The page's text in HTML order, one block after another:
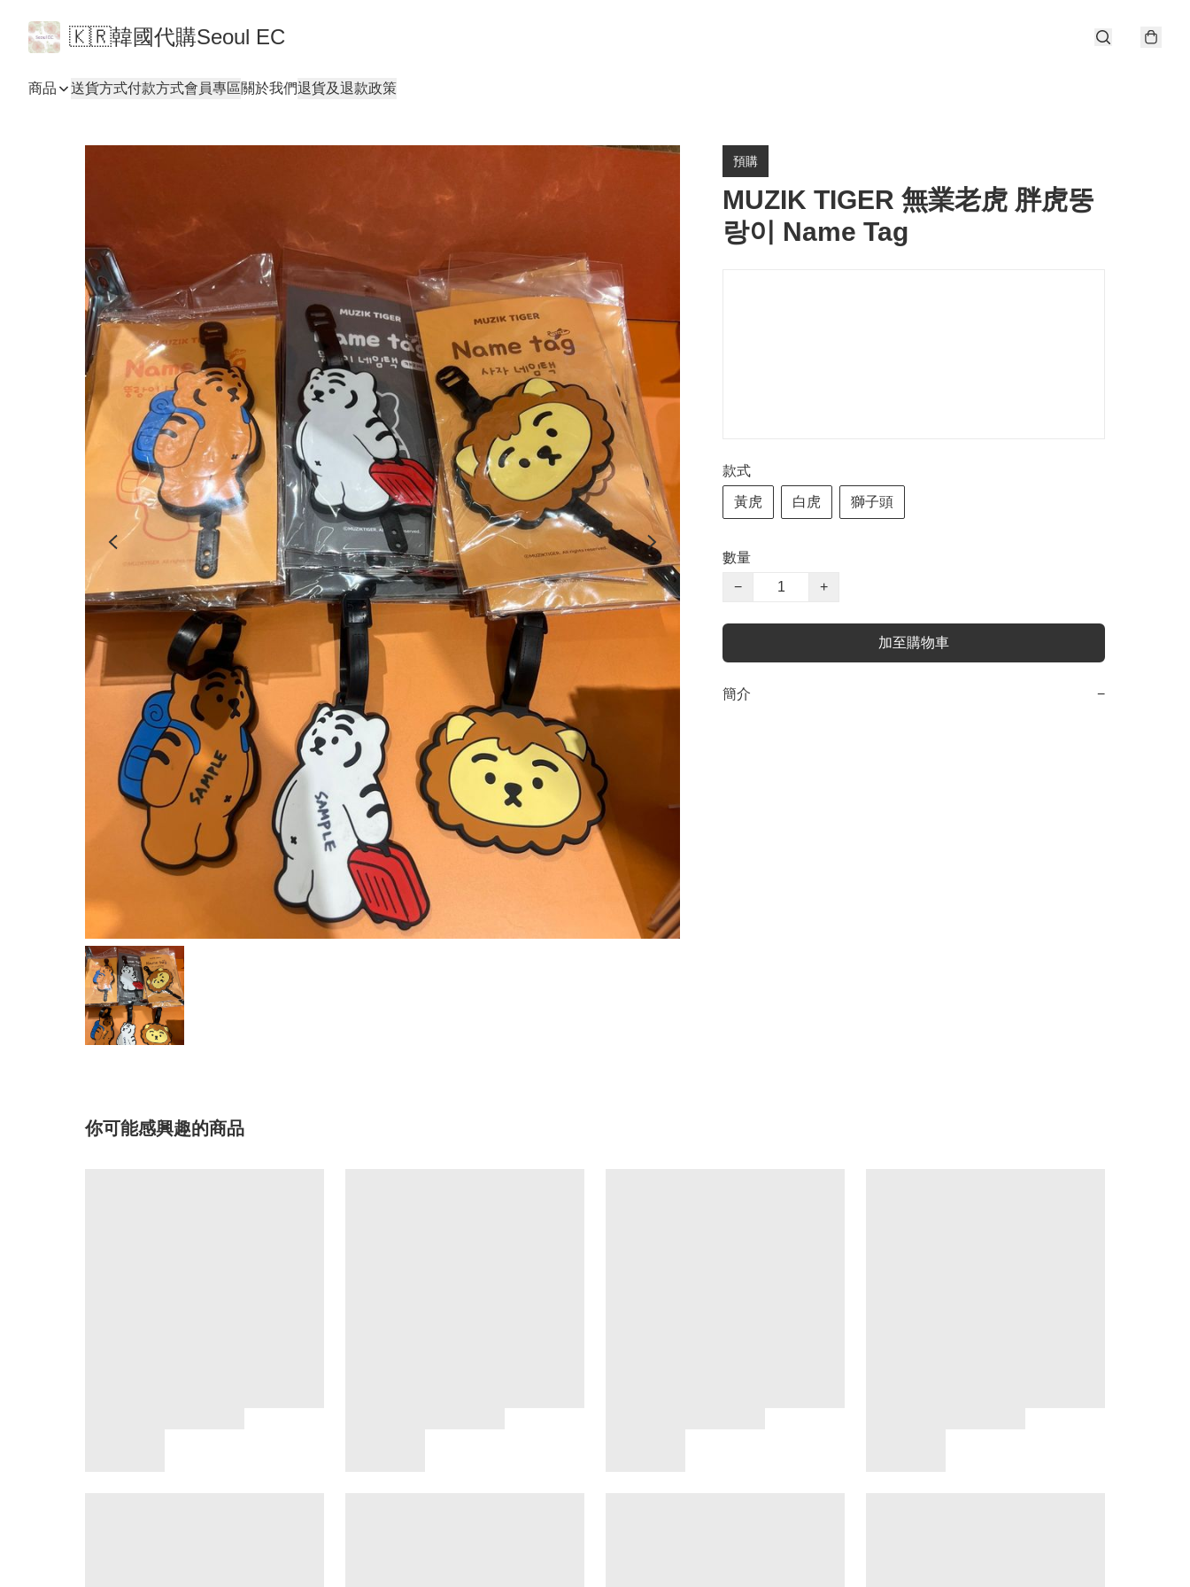
🇰🇷韓國代購Seoul EC
商品 送貨方式付款方式會員專區關於我們退貨及退款政策
預購
MUZIK TIGER 無業老虎 胖虎뚱
랑이 Name Tag
款式
黃虎 白虎 獅子頭
數量
−
+
加至購物車
簡介 −
你可能感興趣的商品